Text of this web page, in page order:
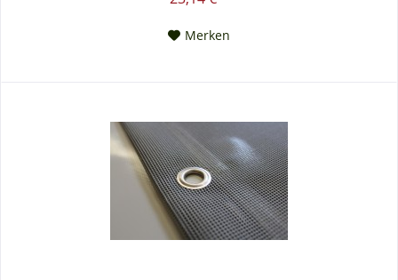
mit Edelstahlösen ausstatten. Die PVC Plane ist UV-stabilisiert
Merken